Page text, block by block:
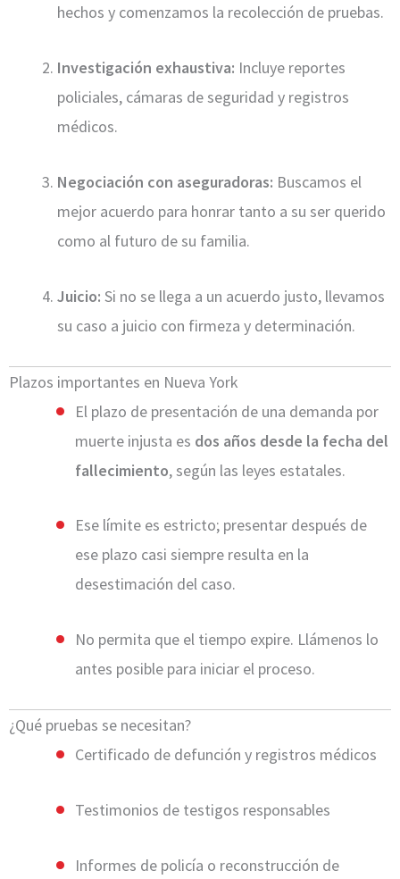
hechos y comenzamos la recolección de pruebas.
Investigación exhaustiva: Incluye reportes
policiales, cámaras de seguridad y registros
médicos.
Negociación con aseguradoras: Buscamos el
mejor acuerdo para honrar tanto a su ser querido
como al futuro de su familia.
Juicio: Si no se llega a un acuerdo justo, llevamos
su caso a juicio con firmeza y determinación.
Plazos importantes en Nueva York
El plazo de presentación de una demanda por
muerte injusta es dos años desde la fecha del
fallecimiento, según las leyes estatales.
Ese límite es estricto; presentar después de
ese plazo casi siempre resulta en la
desestimación del caso.
No permita que el tiempo expire. Llámenos lo
antes posible para iniciar el proceso.
¿Qué pruebas se necesitan?
Certificado de defunción y registros médicos
Testimonios de testigos responsables
Informes de policía o reconstrucción de